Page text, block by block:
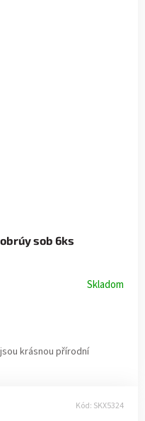
sob 6ks
Skladom
krásnou přírodní
Kód: SKX5324